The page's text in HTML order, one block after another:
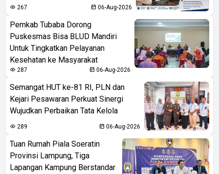
267 06-Aug-2026
Pemkab Tubaba Dorong
Puskesmas Bisa BLUD Mandiri
Untuk Tingkatkan Pelayanan
Kesehatan ke Masyarakat
287 06-Aug-2026
Semangat HUT ke-81 RI, PLN dan
Kejari Pesawaran Perkuat Sinergi
Wujudkan Perbaikan Tata Kelola
289 06-Aug-2026
Tuan Rumah Piala Soeratin
Provinsi Lampung, Tiga
Lapangan Kampung Berstandar